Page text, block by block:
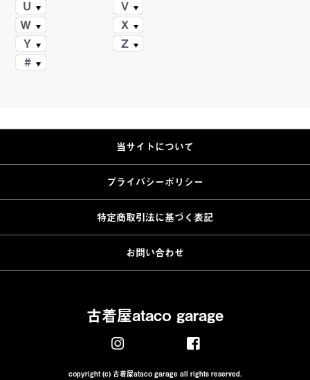
U
V
W
X
Y
Z
#
当サイトについて
プライバシーポリシー
特定商取引法に基づく表記
お問い合わせ
古着屋ataco garage
copyright (c) 古着屋ataco garage all rights reserved.